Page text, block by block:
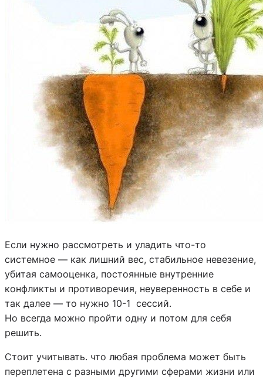
Если нужно рассмотреть и уладить что-то
системное — как лишний вес, стабильное невезение,
убитая самооценка, постоянные внутренние
конфликты и противоречия, неуверенность в себе и
так далее — то нужно 10-1 сессий.
Но всегда можно пройти одну и потом для себя
решить.
Стоит учитывать. что любая проблема может быть
переплетена с разными другими сферами жизни или